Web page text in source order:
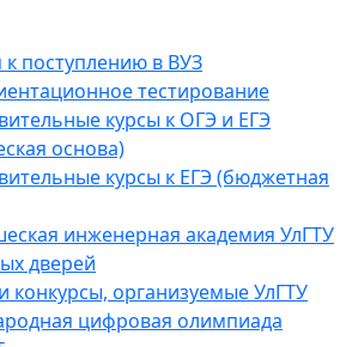
к поступлению в ВУЗ
тестирование
курсы к ОГЭ и ЕГЭ
основа)
курсы к ЕГЭ (бюджетная
инженерная академия УлГТУ
дверей
организуемые УлГТУ
цифровая олимпиада